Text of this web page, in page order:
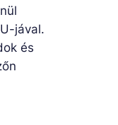
jával.
és